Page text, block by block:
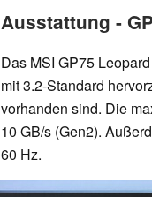
Ausstattung -
Das MSI GP75
mit 3.2-Standard
vorhanden sind. Die
10 GB/s (Gen2).
60 Hz.